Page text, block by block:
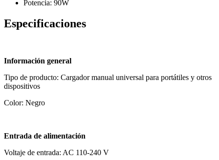
Potencia: 90W
Especificaciones
Información general
Tipo de producto: Cargador manual universal para portátiles y otros
dispositivos
Color: Negro
Entrada de alimentación
Voltaje de entrada: AC 110-240 V